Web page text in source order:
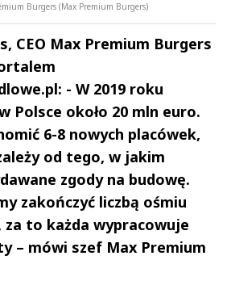
Burgers (Max Premium Burgers)
CEO Max Premium Burgers
- W 2019 roku
Polsce około 20 mln euro.
6-8 nowych placówek,
od tego, w jakim
zgody na budowę.
zakończyć liczbą ośmiu
za to każda wypracowuje
– mówi szef Max Premium